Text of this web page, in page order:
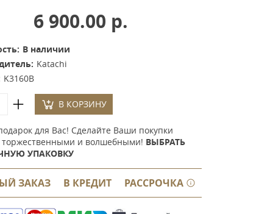
6 900.00 р.
В наличии
Katachi
K3160B
В КОРЗИНУ
для Вас! Сделайте Ваши покупки
торжественными и волшебными! ВЫБРАТЬ
УПАКОВКУ
ЗАКАЗ В КРЕДИТ РАССРОЧКА